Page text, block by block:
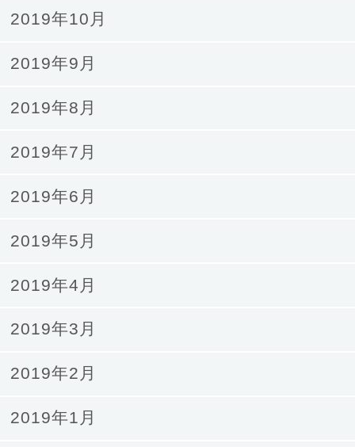
2019年10月
2019年9月
2019年8月
2019年7月
2019年6月
2019年5月
2019年4月
2019年3月
2019年2月
2019年1月